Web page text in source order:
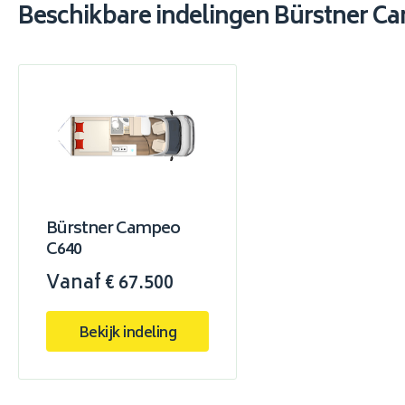
Beschikbare indelingen Bürstner
Bürstner Campeo
C640
Vanaf € 67.500
Bekijk indeling